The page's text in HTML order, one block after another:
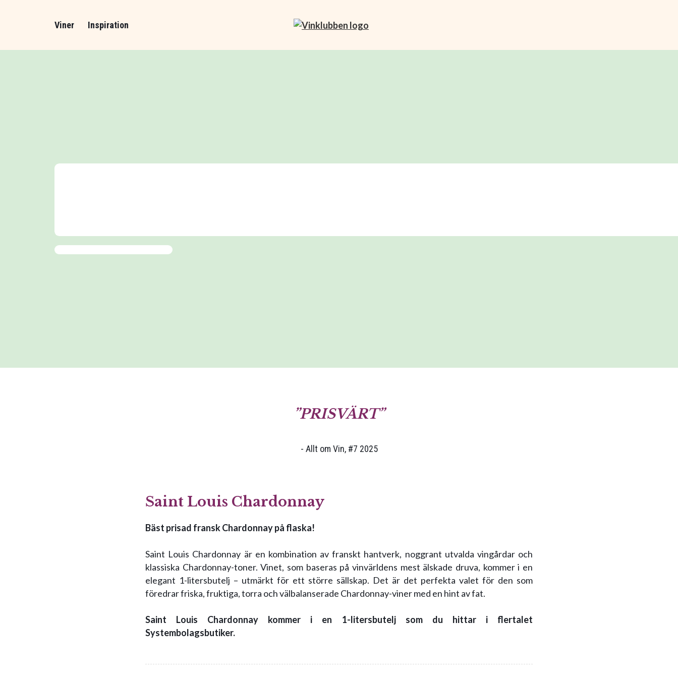
Viner Inspiration
PRISVÄRT
- Allt om Vin, #7 2025
Saint Louis Chardonnay
Bäst prisad fransk Chardonnay på flaska!
Saint Louis Chardonnay är en kombination av franskt hantverk, noggrant utvalda vingårdar och
klassiska Chardonnay-toner. Vinet, som baseras på vinvärldens mest älskade druva, kommer i en
elegant 1-litersbutelj – utmärkt för ett större sällskap. Det är det perfekta valet för den som
föredrar friska, fruktiga, torra och välbalanserade Chardonnay-viner med en hint av fat.
Saint Louis Chardonnay kommer i en 1-litersbutelj som du hittar i flertalet
Systembolagsbutiker.